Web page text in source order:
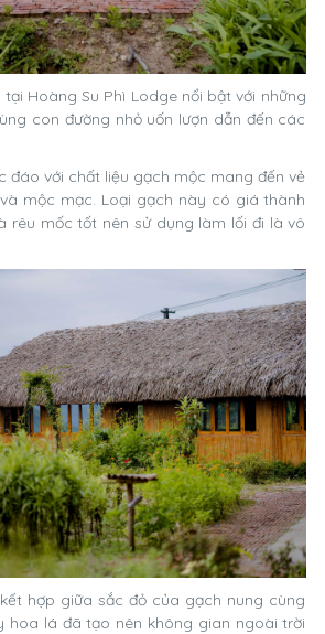
Hoàng Su Phì Lodge nổi bật với những
con đường nhỏ uốn lượn dẫn đến các
đáo với chất liệu gạch mộc mang đến vẻ
mộc mạc. Loại gạch này có giá thành
rêu mốc tốt nên sử dụng làm lối đi là vô
hợp giữa sắc đỏ của gạch nung cùng
hoa lá đã tạo nên không gian ngoài trời